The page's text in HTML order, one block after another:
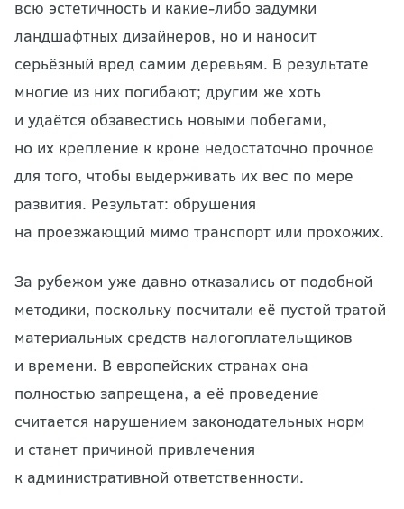
всю эстетичность и какие-либо задумки
ландшафтных дизайнеров, но и наносит
серьёзный вред самим деревьям. В результате
многие из них погибают; другим же хоть
и удаётся обзавестись новыми побегами,
но их крепление к кроне недостаточно прочное
для того, чтобы выдерживать их вес по мере
развития. Результат: обрушения
на проезжающий мимо транспорт или прохожих.
За рубежом уже давно отказались от подобной
методики, поскольку посчитали её пустой тратой
материальных средств налогоплательщиков
и времени. В европейских странах она
полностью запрещена, а её проведение
считается нарушением законодательных норм
и станет причиной привлечения
к административной ответственности.